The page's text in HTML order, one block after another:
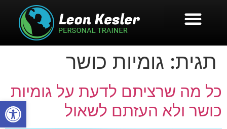
פתח
תגית: גומיות כושר
כל מה שרציתם לדעת על גומיות
כושר ולא העזתם לשאול